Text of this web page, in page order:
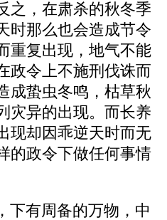
之，在肃杀的秋冬季
时那么也会造成节令
重复出现，地气不能
政令上不施刑伐诛而
成蛰虫冬鸣，枯草秋
灾异的出现。而长养
现却因乖逆天时而无
的政令下做任何事情
下有周备的万物，中